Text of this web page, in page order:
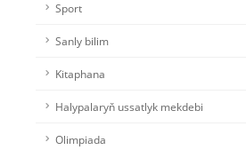
Sport
Sanly bilim
Kitaphana
Halypalaryň ussatlyk mekdebi
Olimpiada